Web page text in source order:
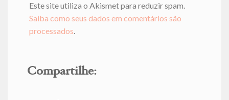
Este site utiliza o Akismet para reduzir spam.
Saiba como seus dados em comentários são
processados.
Compartilhe: